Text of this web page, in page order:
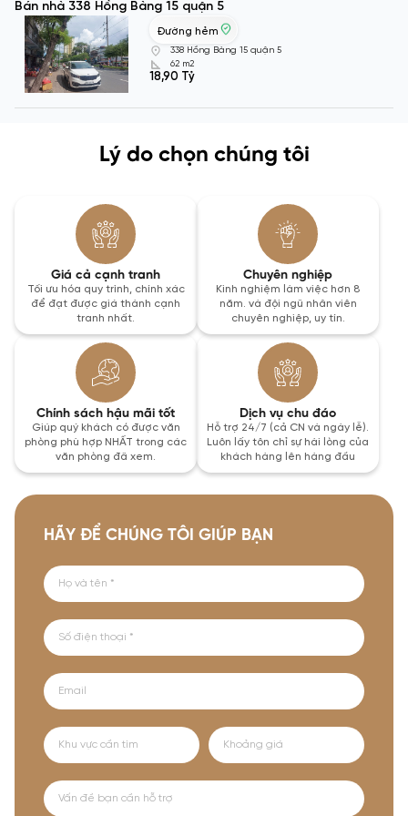
Bán nhà 338 Hồng Bàng 15 quận 5
Đường hẻm
338 Hồng Bàng 15 quận 5
62 m2
18,90 Tỷ
Lý do chọn chúng tôi
Giá cả cạnh tranh
Tối ưu hóa quy trình, chính xác
để đạt được giá thành cạnh
tranh nhất.
Chuyên nghiệp
Kinh nghiệm làm việc hơn 8
năm. và đội ngũ nhân viên
chuyên nghiệp, uy tín.
Chính sách hậu mãi tốt
Giúp quý khách có được văn
phòng phù hợp NHẤT trong các
văn phòng đã xem.
Dịch vụ chu đáo
Hỗ trợ 24/7 (cả CN và ngày lễ).
Luôn lấy tôn chỉ sự hài lòng của
khách hàng lên hàng đầu
HÃY ĐỂ CHÚNG TÔI GIÚP BẠN